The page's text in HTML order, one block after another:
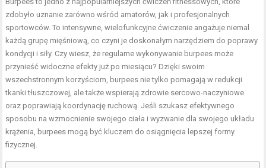
zdobyło uznanie zarówno wśród amatorów, jak i profesjonalnych
sportowców. To intensywne, wielofunkcyjne ćwiczenie angażuje niemal
każdą grupę mięśniową, co czyni je doskonałym narzędziem do poprawy
kondycji i siły. Czy wiesz, że regularne wykonywanie burpees może
przynieść widoczne efekty już po miesiącu? Dzięki swoim
wszechstronnym korzyściom, burpees nie tylko pomagają w redukcji
tkanki tłuszczowej, ale także wspierają zdrowie sercowo-naczyniowe
oraz poprawiają koordynację ruchową. Jeśli szukasz efektywnego
sposobu na wzmocnienie swojego ciała i wyzwanie dla swojego układu
krążenia, burpees mogą być kluczem do osiągnięcia lepszej formy
fizycznej.